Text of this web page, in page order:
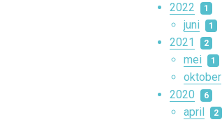
2022 1
juni 1
2021 2
mei 1
oktober
2020 6
april 2